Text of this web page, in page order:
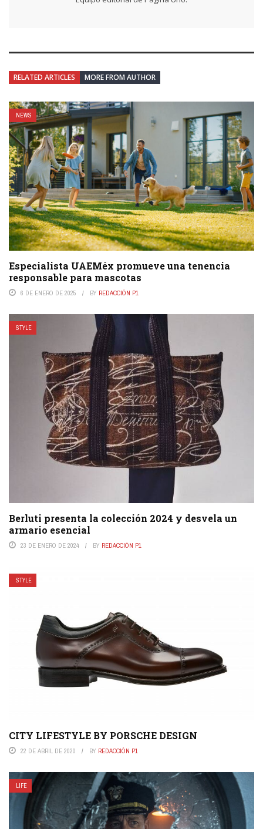
RELATED ARTICLES MORE FROM AUTHOR
NEWS
Especialista UAEMéx promueve una tenencia
responsable para mascotas
6 DE ENERO DE 2025 BY REDACCIÓN P1
STYLE
Berluti presenta la colección 2024 y desvela un
armario esencial
23 DE ENERO DE 2024 BY REDACCIÓN P1
STYLE
CITY LIFESTYLE BY PORSCHE DESIGN
22 DE ABRIL DE 2020 BY REDACCIÓN P1
LIFE